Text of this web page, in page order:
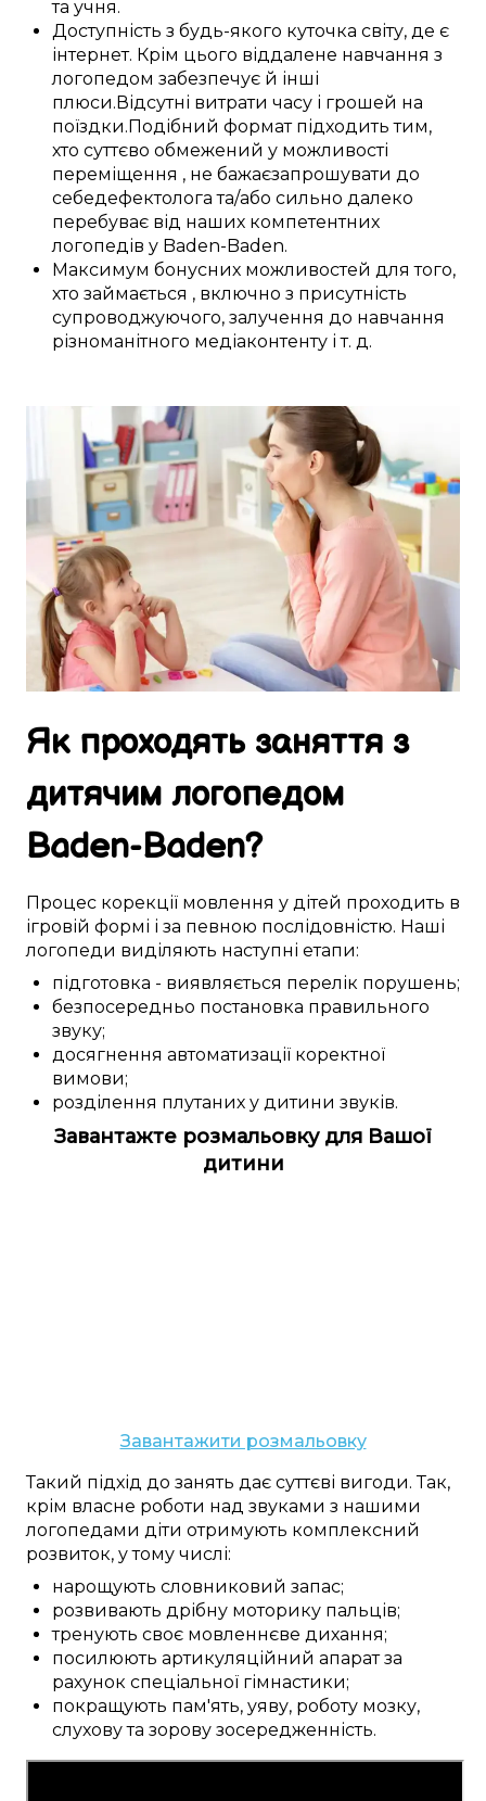
та учня.
Доступність з будь-якого куточка світу, де є
інтернет. Крім цього віддалене навчання з
логопедом забезпечує й інші
плюси.Відсутні витрати часу і грошей на
поїздки.Подібний формат підходить тим,
хто суттєво обмежений у можливості
переміщення , не бажаєзапрошувати до
себедефектолога та/або сильно далеко
перебуває від наших компетентних
логопедів у Baden-Baden.
Максимум бонусних можливостей длятого,
хто займається , включно з присутність
супроводжуючого, залучення до навчання
різноманітного медіаконтенту і т. д.
Як проходять заняття з
дитячим логопедом
Baden-Baden?
Процес корекції мовлення у дітей проходить в
ігровій формі і за певною послідовністю. Наші
логопеди виділяють наступні етапи:
підготовка - виявляється перелік порушень;
безпосередньо постановка правильного
звуку;
досягнення автоматизації коректної
вимови;
розділення плутаних у дитини звуків.
Завантажте розмальовку для Вашої
дитини
Завантажити розмальовку
Такий підхід до занять дає суттєві вигоди. Так,
крім власне роботи над звуками з нашими
логопедами діти отримують комплексний
розвиток, у тому числі:
нарощують словниковий запас;
розвивають дрібну моторику пальців;
тренують своє мовленнєве дихання;
посилюють артикуляційний апарат за
рахунок спеціальної гімнастики;
покращують пам'ять, уяву, роботу мозку,
слухову та зорову зосередженність.